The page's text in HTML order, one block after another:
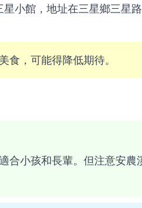
小館，地址在三星鄉三星
食，可能得降低期待。
合小孩和長輩。但注意安農